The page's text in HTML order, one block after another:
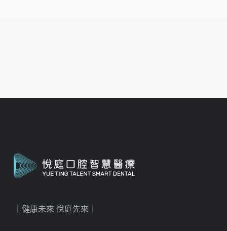
｜健康未來 悅庭先來｜